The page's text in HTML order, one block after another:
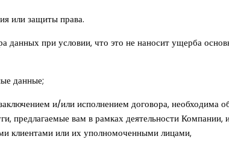
или защиты права.
данных при условии, что это не наносит ущерба
данные;
и/или исполнением договора, необходима
предлагаемые вам в рамках деятельности Компании,
клиентами или их уполномоченными лицами,